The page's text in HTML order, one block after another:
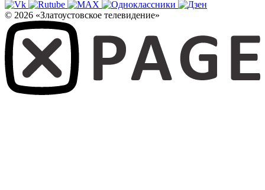
© 2026 «Златоустовское телевидение»